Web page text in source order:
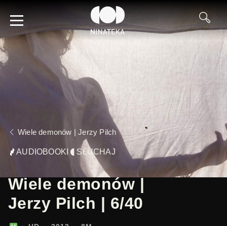
Wiele demonów | Jerzy Pilch
AUDIOBOOKI SŁUCHAJ
Wiele demonów |
Jerzy Pilch | 6/40